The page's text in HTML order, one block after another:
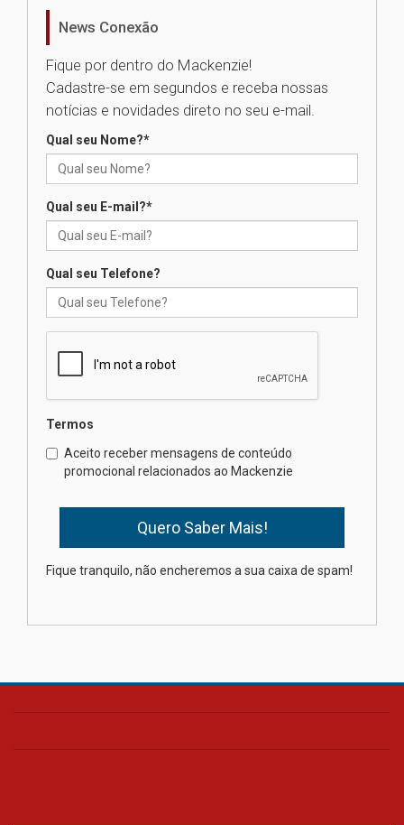
Universidade Mackenzie
realizará nova edição da Feira
das novas tecnologias em
calouros do segundo semestre
04.08.2026
Brasília prepara seus
estudantes para o PAS antes
mesmo do Ensino Médio
na educação dos filhos além da
News Conexão
Fique por dentro do Mackenzie!
Cadastre-se em segundos e receba nossas
notícias e novidades direto no seu e-mail.
Qual seu Nome?*
Qual seu E-mail?*
Qual seu Telefone?
Termos
Aceito receber mensagens de conteúdo
promocional relacionados ao Mackenzie
Fique tranquilo, não encheremos a sua caixa de spam!